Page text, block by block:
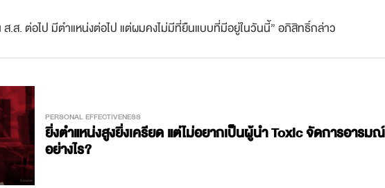
.ส. ต่อไป มีตำแหน่งต่อไป แต่ผมคงไม่มีที่ยืนแบบที่มีอยู่ในวันนี้” อภิสิทธิ์กล่าว
PERSONAL EFFECTIVENESS
ยิ่งตำแหน่งสูงยิ่งเครียด แต่ไม่อยากเป็นผู้นำ Toxic จัดการอารมณ์
อย่างไร?